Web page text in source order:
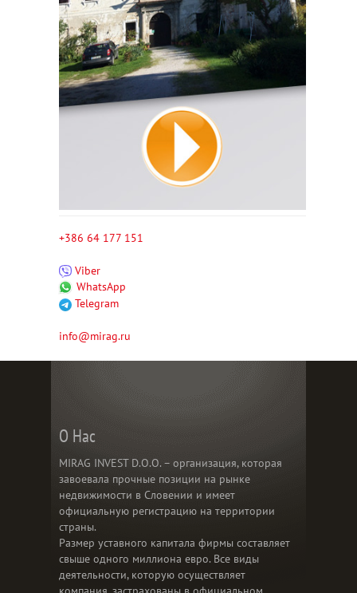
+386 64 177 151
Viber
WhatsApp
Telegram
info@mirag.ru
О Нас
MIRAG INVEST D.O.O. – организация, которая
завоевала прочные позиции на рынке
недвижимости в Словении и имеет
официальную регистрацию на территории
страны.
Размер уставного капитала фирмы составляет
свыше одного миллиона евро. Все виды
деятельности, которую осуществляет